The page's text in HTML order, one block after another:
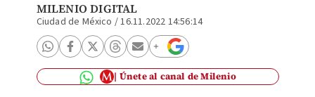
MILENIO DIGITAL
Ciudad de México /16.11.2022 14:56:14
Únete al canal de Milenio